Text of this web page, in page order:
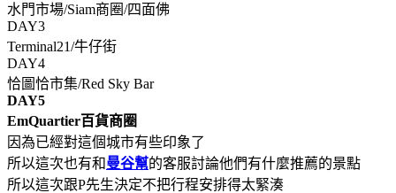
水門市場/Siam商圈/四面佛
DAY3
Terminal21/牛仔街
DAY4
恰圖恰市集/Red Sky Bar
DAY5
EmQuartier百貨商圈
因為已經對這個城市有些印象了
所以這次也有和曼谷幫的客服討論他們有什麼推薦的景點
所以這次跟P先生決定不把行程安排得太緊湊